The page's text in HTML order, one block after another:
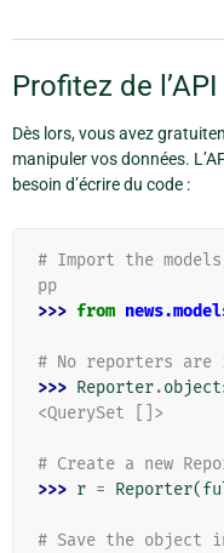
Profitez de
Dès lors, vous avez
manipuler vos données.
besoin d’écrire du code :
# Import the
pp
>>> from
# No reporters are
>>> Reporter.
<QuerySet []>
# Create a new
>>> r = Reporter(
# Save the object